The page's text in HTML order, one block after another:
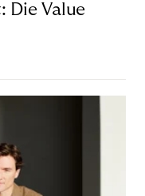
Die Value